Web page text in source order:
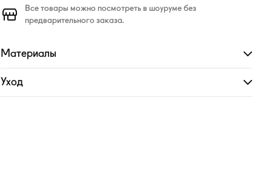
Все товары можно посмотреть в шоуруме без
предварительного заказа.
Материалы
Развернуть
Уход
Развернуть